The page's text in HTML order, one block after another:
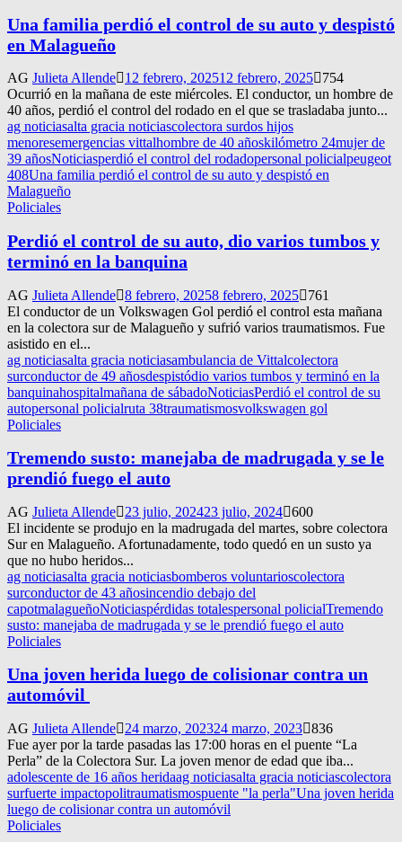
Una familia perdió el control de su auto y despistó
en Malagueño
AG Julieta Allende 12 febrero, 202512 febrero, 2025
754
Ocurrió en la mañana de este miércoles. El conductor, un hombre de
40 años, perdió el control del rodado en el que se trasladaba junto...
ag noticiasalta gracia noticiascolectora surdos hijos
menoresemergencias vittalhombre de 40 añoskilómetro 24mujer de
39 añosNoticiasperdió el control del rodadopersonal policialpeugeot
408Una familia perdió el control de su auto y despistó en
Malagueño
Policiales
Perdió el control de su auto, dio varios tumbos y
terminó en la banquina
AG Julieta Allende 8 febrero, 20258 febrero, 2025
761
El conductor de un Volkswagen Gol perdió el control esta mañana
en la colectora sur de Malagueño y sufrió varios traumatismos. Fue
asistido en el...
ag noticiasalta gracia noticiasambulancia de Vittalcolectora
surconductor de 49 añosdespistódio varios tumbos y terminó en la
banquinahospitalmañana de sábadoNoticiasPerdió el control de su
autopersonal policialruta 38traumatismosvolkswagen gol
Policiales
Tremendo susto: manejaba de madrugada y se le
prendió fuego el auto
AG Julieta Allende 23 julio, 202423 julio, 2024 600
El incidente se produjo en la madrugada del martes, sobre colectora
Sur en Malagueño. Afortunadamente, todo quedó en un susto ya
que no hubo heridos...
ag noticiasalta gracia noticiasbomberos voluntarioscolectora
surconductor de 43 añosincendio debajo del
capotmalagueñoNoticiaspérdidas totalespersonal policialTremendo
susto: manejaba de madrugada y se le prendió fuego el auto
Policiales
Una joven herida luego de colisionar contra un
automóvil
AG Julieta Allende 24 marzo, 202324 marzo, 2023 836
Fue ayer por la tarde pasadas las 17:00 horas en el puente “La
Perla” de la Colectora Sur. La joven menor de edad que iba...
adolescente de 16 años heridaag noticiasalta gracia noticiascolectora
surfuerte impactopolitraumatismospuente "la perla"Una joven herida
luego de colisionar contra un automóvil
Policiales